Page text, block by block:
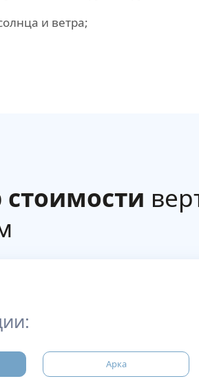
и ветра;
стоимости
Арка